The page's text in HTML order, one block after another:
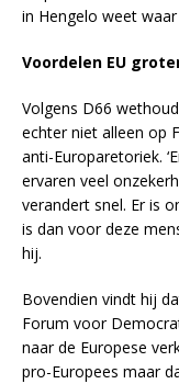
in Hengelo weet
Voordelen EU
Volgens D66
echter niet alleen op
anti-Europaretoriek.
ervaren veel
verandert snel. Er is
is dan voor deze
hij.
Bovendien vindt hij
Forum voor
naar de Europese
pro-Europees maar